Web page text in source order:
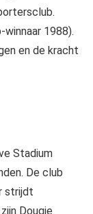
winnaar 1988).
en de kracht
Stadium
De club
strijdt
Dougie